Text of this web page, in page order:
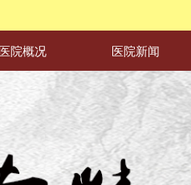
医院概况 医院新闻